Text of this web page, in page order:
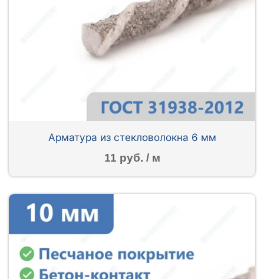
Арматура из стекловолокна 6 мм
11 руб. / м